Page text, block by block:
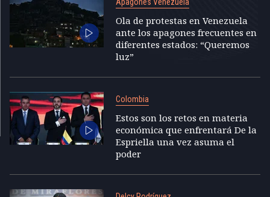
Ola de protestas en Venezuela
ante los apagones frecuentes en
diferentes estados: “Queremos
luz”
Colombia
Estos son los retos en materia
económica que enfrentará De la
Espriella una vez asuma el
poder